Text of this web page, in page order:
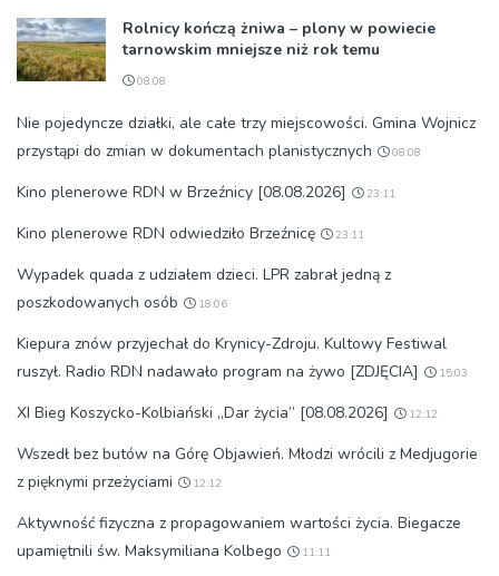
Rolnicy kończą żniwa – plony w powiecie
tarnowskim mniejsze niż rok temu
08:08
Nie pojedyncze działki, ale całe trzy miejscowości. Gmina Wojnicz
przystąpi do zmian w dokumentach planistycznych
08:08
Kino plenerowe RDN w Brzeźnicy [08.08.2026] 23:11
Kino plenerowe RDN odwiedziło Brzeźnicę 23:11
Wypadek quada z udziałem dzieci. LPR zabrał jedną z
poszkodowanych osób
18:06
Kiepura znów przyjechał do Krynicy-Zdroju. Kultowy Festiwal
ruszył. Radio RDN nadawało program na żywo [ZDJĘCIA]
15:03
XI Bieg Koszycko-Kolbiański „Dar życia” [08.08.2026] 12:12
Wszedł bez butów na Górę Objawień. Młodzi wrócili z Medjugorie
z pięknymi przeżyciami
12:12
Aktywność fizyczna z propagowaniem wartości życia. Biegacze
upamiętnili św. Maksymiliana Kolbego
11:11